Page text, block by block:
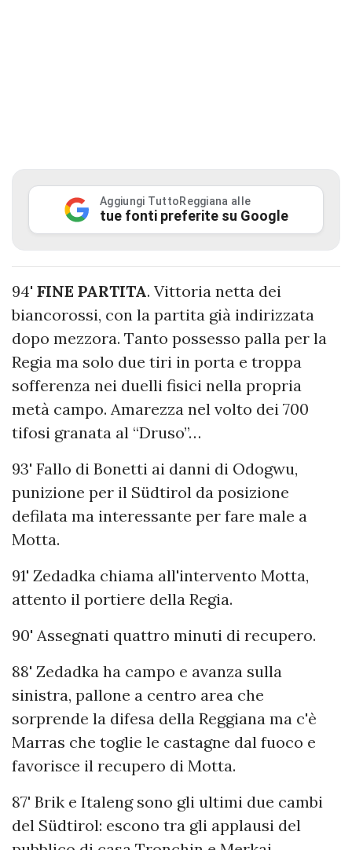
Aggiungi TuttoReggiana alle
tue fonti preferite su Google
94' FINE PARTITA. Vittoria netta dei
biancorossi, con la partita già indirizzata
dopo mezzora. Tanto possesso palla per la
Regia ma solo due tiri in porta e troppa
sofferenza nei duelli fisici nella propria
metà campo. Amarezza nel volto dei 700
tifosi granata al “Druso”…
93' Fallo di Bonetti ai danni di Odogwu,
punizione per il Südtirol da posizione
defilata ma interessante per fare male a
Motta.
91' Zedadka chiama all'intervento Motta,
attento il portiere della Regia.
90' Assegnati quattro minuti di recupero.
88' Zedadka ha campo e avanza sulla
sinistra, pallone a centro area che
sorprende la difesa della Reggiana ma c'è
Marras che toglie le castagne dal fuoco e
favorisce il recupero di Motta.
87' Brik e Italeng sono gli ultimi due cambi
del Südtirol: escono tra gli applausi del